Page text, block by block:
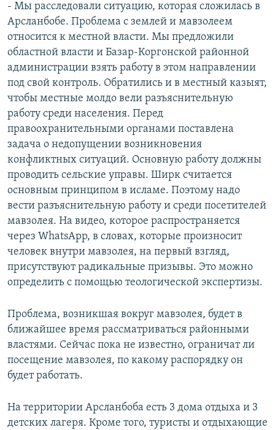
- Мы расследовали ситуацию, которая сложилась в
Арсланбобе. Проблема с землей и мавзолеем
относится к местной власти. Мы предложили
областной власти и Базар-Коргонской районной
администрации взять работу в этом направлении
под свой контроль. Обратились и в местный казыят,
чтобы местные молдо вели разъяснительную
работу среди населения. Перед
правоохранительными органами поставлена
задача о недопущении возникновения
конфликтных ситуаций. Основную работу должны
проводить сельские управы. Ширк считается
основным принципом в исламе. Поэтому надо
вести разъяснительную работу и среди посетителей
мавзолея. На видео, которое распространяется
через WhatsApp, в словах, которые произносит
человек внутри мавзолея, на первый взгляд,
присутствуют радикальные призывы. Это можно
определить с помощью теологической экспертизы.
Проблема, возникшая вокруг мавзолея, будет в
ближайшее время рассматриваться районными
властями. Сейчас пока не известно, ограничат ли
посещение мавзолея, по какому распорядку он
будет работать.
На территории Арсланбоба есть 3 дома отдыха и 3
детских лагеря. Кроме того, туристы и отдыхающие